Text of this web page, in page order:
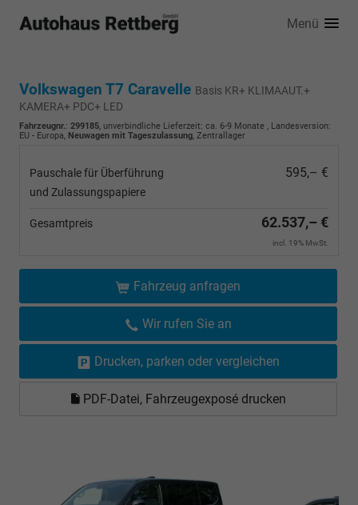
Menü
Volkswagen T7 Caravelle Basis KR+ KLIMAAUT.+
KAMERA+ PDC+ LED
Fahrzeugnr.: 299185, unverbindliche Lieferzeit: ca. 6-9 Monate , Landesversion:
EU - Europa, Neuwagen mit Tageszulassung, Zentrallager
Pauschale für Überführung
und Zulassungspapiere
595,– €
Gesamtpreis 62.537,– €
incl. 19% MwSt.
Fahrzeug anfragen
Wir rufen Sie an
Drucken, parken oder vergleichen
PDF-Datei, Fahrzeugexposé drucken